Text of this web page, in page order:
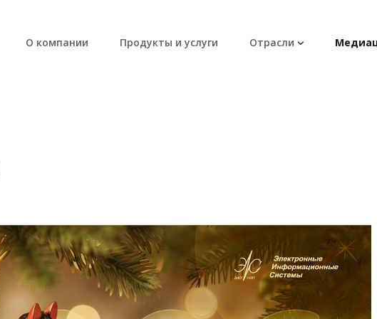
О компании Продукты и услуги Отрасли